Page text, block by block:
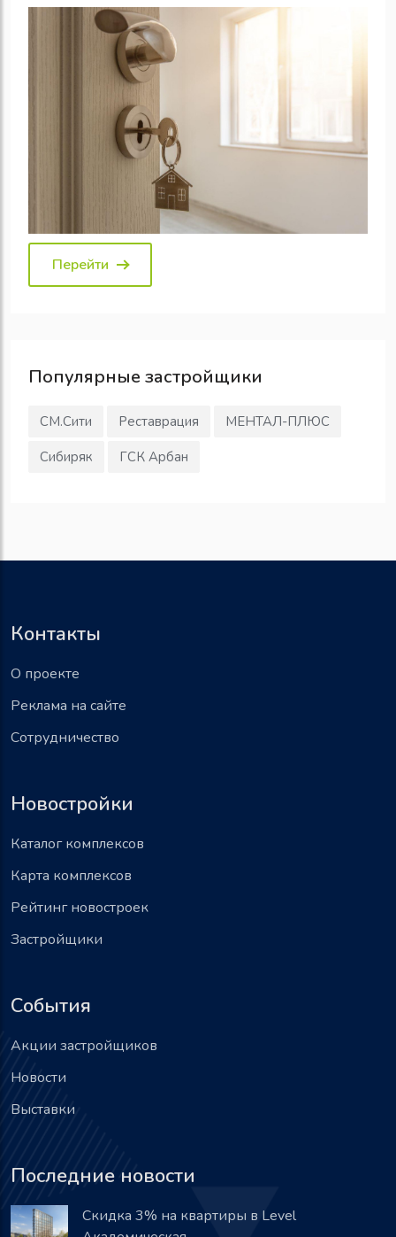
Перейти
Популярные застройщики
СМ.Сити Реставрация
МЕНТАЛ-ПЛЮС
Сибиряк
ГСК Арбан
Контакты
О проекте
Реклама на сайте
Сотрудничество
Новостройки
Каталог комплексов
Карта комплексов
Рейтинг новостроек
Застройщики
События
Акции застройщиков
Новости
Выставки
Последние новости
Скидка 3% на квартиры в Level